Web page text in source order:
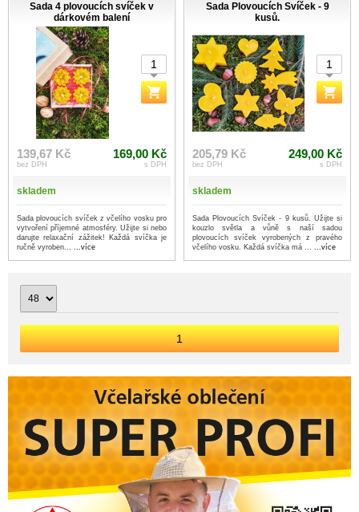
Sada 4 plovoucích svíček v
dárkovém balení
139,67 Kč
bez DPH
169,00 Kč
s DPH
skladem
Sada plovoucích svíček z včelího vosku pro
vytvoření příjemné atmosféry. Užijte si nebo
darujte relaxační zážitek! Každá svíčka je
ručně vyroben... ...více
Sada Plovoucích Svíček - 9
kusů.
205,79 Kč
bez DPH
249,00 Kč
s DPH
skladem
Sada Plovoucích Svíček - 9 kusů. Užijte si
kouzlo světla a vůně s naší sadou
plovoucích svíček vyrobených z pravého
včelího vosku. Každá svíčka má ... ...více
1